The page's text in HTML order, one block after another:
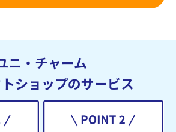
ニ・チャーム
ショップのサービス